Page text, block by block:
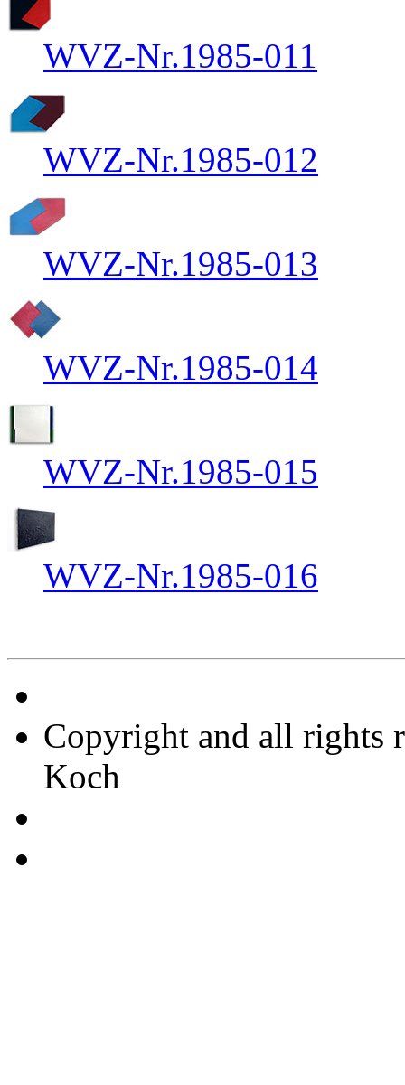
WVZ-Nr.1985-011
WVZ-Nr.1985-012
WVZ-Nr.1985-013
WVZ-Nr.1985-014
WVZ-Nr.1985-015
WVZ-Nr.1985-016
Copyright and all rights
Koch